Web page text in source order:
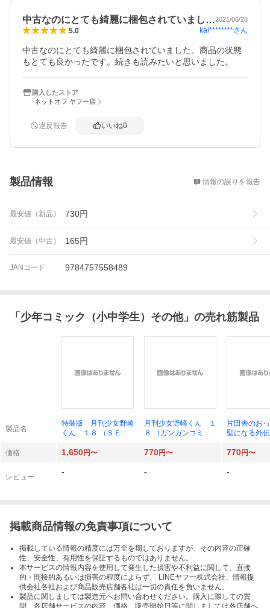
中古なのにとても綺麗に梱包されていまし…2021/06/28
5.0 kai********さん
中古なのにとても綺麗に梱包されていました。商品の状態
もとても良かったです。続きも読みたいと思いました。
購入したストア
ネットオフ ヤフー店
違反報告 いいね0
製品情報 情報の誤りを報告
最安値（新品） 730円
最安値（中古） 165円
JANコード 9784757558489
「 少年コミック（小中学生）その他」の売れ筋製品
製品名
特装版 月刊少女野崎
くん １８ （ＳＥコ
椿いづみ
月刊少女野崎くん １
８ （ガンガンコミッ
椿いづみ／著
片田舎のお
聖になる
ＵＰ！） 佐
価格 1,650円〜 770円〜 770円〜
レビュー
- - -
掲載商品情報の免責事項について
掲載している情報の精度には万全を期しておりますが、その内容の正確
性、安全性、有用性を保証するものではありません。
本サービスの情報内容を使用して発生した損害や不利益に関して、直接
的・間接的あるいは損害の程度によらず、 LINEヤフー株式会社、情報提
供会社各社および商品販売店舗各社は一切の責任を負いません。
製品に関しましては製造元へお問い合わせください。購入に際しての質
問、各店舗サービスの内容、価格、販売開始日等に関しましては各店舗へ